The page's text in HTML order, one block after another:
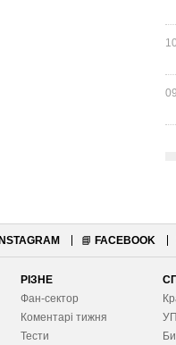
INSTAGRAM 📘 FACEBOOK
РІЗНЕ
Фан-сектор
Коментарі тижня
Тести